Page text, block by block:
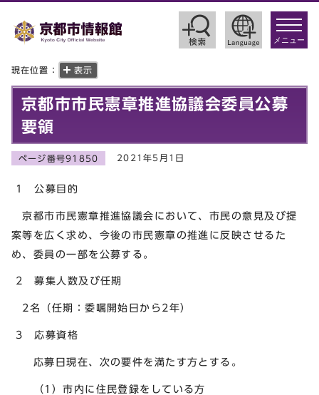
toggle
メニュー
現在位置： 表示
京都市市民憲章推進協議会委員公募
要領
ページ番号91850 2021年5月1日
1 公募目的
京都市市民憲章推進協議会において、市民の意見及び提
案等を広く求め、今後の市民憲章の推進に反映させるた
め、委員の一部を公募する。
2 募集人数及び任期
2名（任期：委嘱開始日から2年）
3 応募資格
応募日現在、次の要件を満たす方とする。
（1）市内に住民登録をしている方